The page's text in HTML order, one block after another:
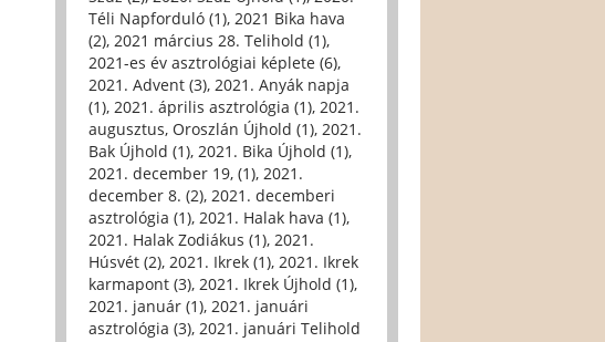
Téli Napforduló (1), 2021 Bika hava
(2), 2021 március 28. Telihold (1),
2021-es év asztrológiai képlete (6),
2021. Advent (3), 2021. Anyák napja
(1), 2021. április asztrológia (1), 2021.
augusztus, Oroszlán Újhold (1), 2021.
Bak Újhold (1), 2021. Bika Újhold (1),
2021. december 19, (1), 2021.
december 8. (2), 2021. decemberi
asztrológia (1), 2021. Halak hava (1),
2021. Halak Zodiákus (1), 2021.
Húsvét (2), 2021. Ikrek (1), 2021. Ikrek
karmapont (3), 2021. Ikrek Újhold (1),
2021. január (1), 2021. januári
asztrológia (3), 2021. januári Telihold